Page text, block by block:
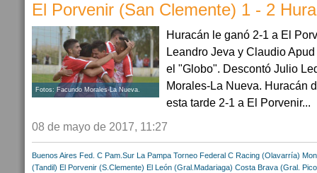
El Porvenir (San Clemente) 1 - 2
Fotos: Facundo Morales-La Nueva.
Huracán le ganó 2-1 a El
Leandro Jeva y Claudio
el "Globo". Descontó Julio
Morales-La Nueva. Huracán
esta tarde 2-1 a El Porvenir...
08 de mayo de 2017, 11:27
Buenos Aires Fed. C Pam.Sur La Pampa Torneo Federal C Racing (Olavarría)
(Tandil) El Porvenir (S.Clemente) El León (Gral.Madariaga) Costa Brava (Gral.